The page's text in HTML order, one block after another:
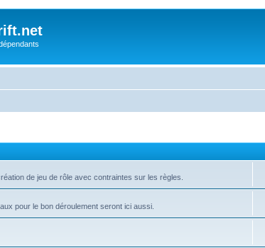
de jeu de rôle avec contraintes sur les règles.
pour le bon déroulement seront ici aussi.